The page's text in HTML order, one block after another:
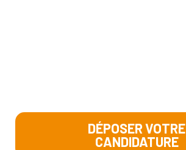
DÉPOSER VOTRE
CANDIDATURE